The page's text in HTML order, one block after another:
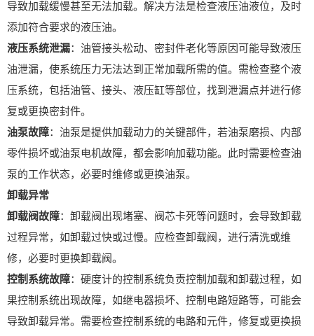
导致加载缓慢甚至无法加载。解决方法是检查液压油液位，及时
添加符合要求的液压油。
液压系统泄漏：油管接头松动、密封件老化等原因可能导致液压
油泄漏，使系统压力无法达到正常加载所需的值。需检查整个液
压系统，包括油管、接头、液压缸等部位，找到泄漏点并进行修
复或更换密封件。
油泵故障：油泵是提供加载动力的关键部件，若油泵磨损、内部
零件损坏或油泵电机故障，都会影响加载功能。此时需要检查油
泵的工作状态，必要时维修或更换油泵。
卸载异常
卸载阀故障：卸载阀出现堵塞、阀芯卡死等问题时，会导致卸载
过程异常，如卸载过快或过慢。应检查卸载阀，进行清洗或维
修，必要时更换卸载阀。
控制系统故障：硬度计的控制系统负责控制加载和卸载过程，如
果控制系统出现故障，如继电器损坏、控制电路短路等，可能会
导致卸载异常。需要检查控制系统的电路和元件，修复或更换损